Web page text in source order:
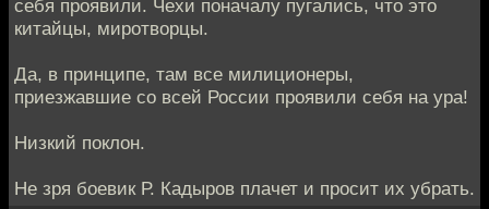
себя проявили. Чехи поначалу пугались, что это
китайцы, миротворцы.
Да, в принципе, там все милиционеры,
приезжавшие со всей России проявили себя на ура!
Низкий поклон.
Не зря боевик Р. Кадыров плачет и просит их убрать.